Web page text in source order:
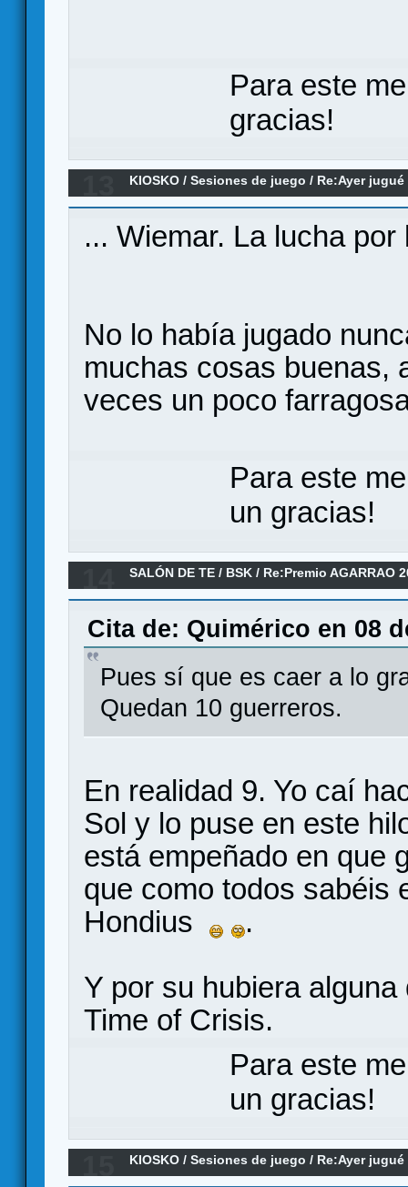
Para este
gracias!
KIOSKO /Sesiones de juego / Re:Ayer jugué
... Wiemar. La lucha
No lo había jugado
muchas cosas buenas,
veces un poco
Para este
un gracias!
SALÓN DE TE / BSK / Re:Premio AGARRAO
Cita de: Quimérico en 08
Pues sí que es caer a lo
Quedan 10 guerreros.
En realidad 9. Yo caí
Sol y lo puse en este
está empeñado en que
que como todos sabéis
Hondius
.
Y por su hubiera
Time of Crisis.
Para este
un gracias!
KIOSKO /Sesiones de juego / Re:Ayer jugué